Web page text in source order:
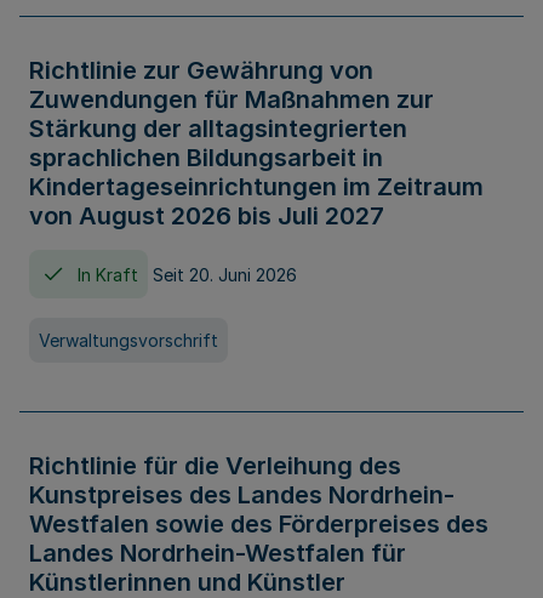
Richtlinie zur Gewährung von
Zuwendungen für Maßnahmen zur
Stärkung der alltagsintegrierten
sprachlichen Bildungsarbeit in
Kindertageseinrichtungen im Zeitraum
von August 2026 bis Juli 2027
In Kraft Seit 20. Juni 2026
Verwaltungsvorschrift
Richtlinie für die Verleihung des
Kunstpreises des Landes Nordrhein-
Westfalen sowie des Förderpreises des
Landes Nordrhein-Westfalen für
Künstlerinnen und Künstler